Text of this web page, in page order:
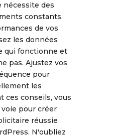
nécessite des
constants.
de vos
les données
qui fonctionne et
pas. Ajustez vos
pour
les
ces conseils, vous
pour créer
réussie
N'oubliez